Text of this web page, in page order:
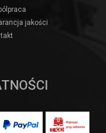
jakości